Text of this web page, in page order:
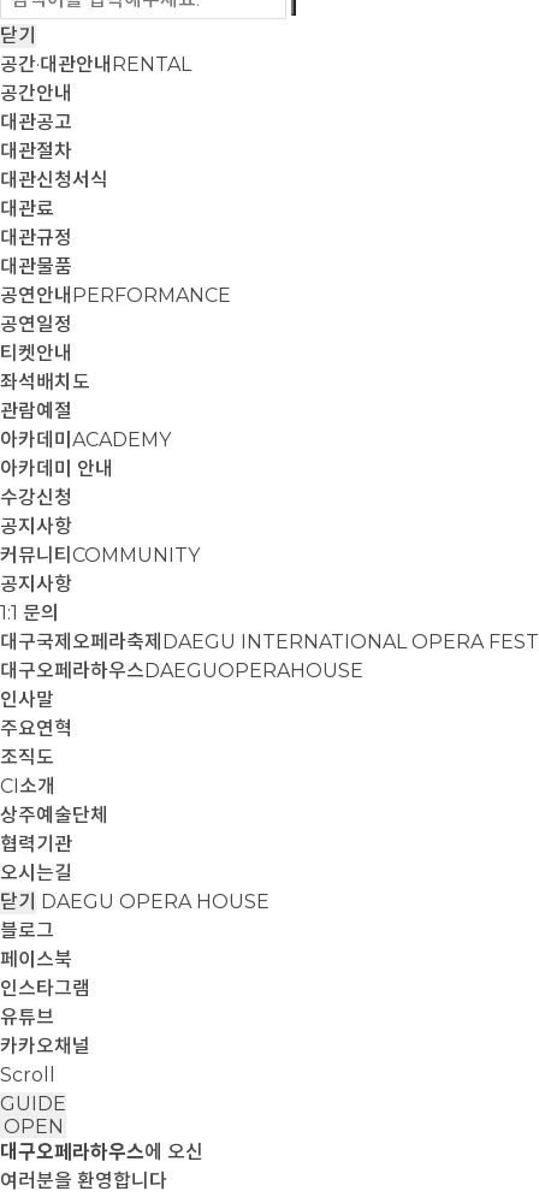
닫기
공간·대관안내 RENTAL
공간안내
대관공고
대관절차
대관신청서식
대관료
대관규정
대관물품
공연안내 PERFORMANCE
공연일정
티켓안내
좌석배치도
관람예절
아카데미 ACADEMY
아카데미 안내
수강신청
공지사항
커뮤니티 COMMUNITY
공지사항
1:1 문의
대구국제오페라축제 DAEGU INTERNATIONAL OPERA
대구오페라하우스DAEGUOPERAHOUSE
인사말
주요연혁
조직도
CI소개
상주예술단체
협력기관
오시는길
닫기 DAEGU OPERA HOUSE
블로그
페이스북
인스타그램
유튜브
카카오채널
Scroll
GUIDE
OPEN
대구오페라하우스에 오신
여러분을 환영합니다